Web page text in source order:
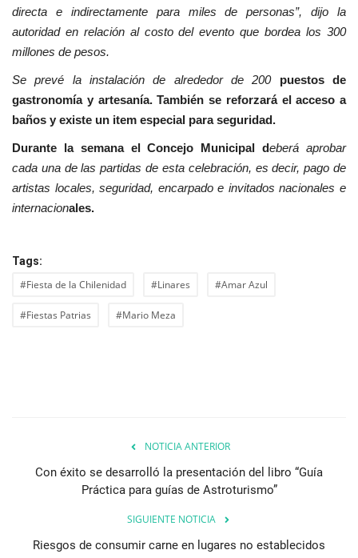
directa e indirectamente para miles de personas”, dijo la
autoridad en relación al costo del evento que bordea los 300
millones de pesos.
Se prevé la instalación de alrededor de 200 puestos de
gastronomía y artesanía. También se reforzará el acceso a
baños y existe un item especial para seguridad.
Durante la semana el Concejo Municipal deberá aprobar
cada una de las partidas de esta celebración, es decir, pago de
artistas locales, seguridad, encarpado e invitados nacionales e
internacionales.
Tags:
#Fiesta de la Chilenidad #Linares #Amar Azul
#Fiestas Patrias #Mario Meza
NOTICIA ANTERIOR
Con éxito se desarrolló la presentación del libro “Guía
Práctica para guías de Astroturismo”
SIGUIENTE NOTICIA
Riesgos de consumir carne en lugares no establecidos